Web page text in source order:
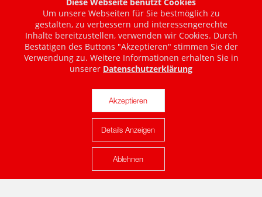
Karte anzeigen
Um unsere Webseiten für Sie bestmöglich zu
gestalten, zu verbessern und interessengerechte
Inhalte bereitzustellen, verwenden wir Cookies. Durch
Bestätigen des Buttons "Akzeptieren" stimmen Sie der
Verwendung zu. Weitere Informationen erhalten Sie in
unserer Datenschutzerklärung
Akzeptieren
Details Anzeigen
Ablehnen